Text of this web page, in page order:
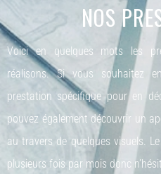
NOS
Voici en quelques mots les
réalisons. Si vous souhaitez
prestation spécifique pour en
pouvez également découvrir un
au travers de quelques visuels.
plusieurs fois par mois donc